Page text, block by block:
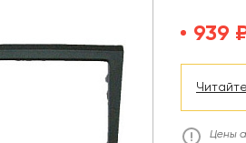
939
Цены